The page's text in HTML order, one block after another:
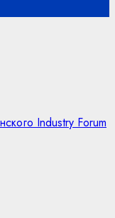
Industry Forum